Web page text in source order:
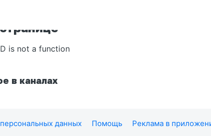
is not a function
в каналах
данных Помощь Реклама в